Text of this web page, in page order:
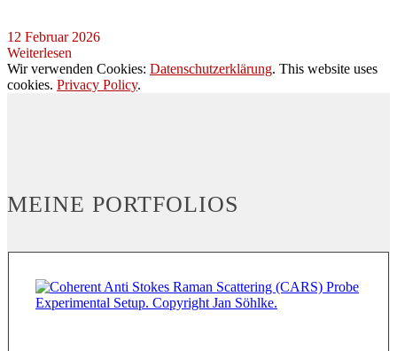
12 Februar 2026
Weiterlesen
Wir verwenden Cookies: Datenschutzerklärung. This website uses
cookies. Privacy Policy.
MEINE PORTFOLIOS